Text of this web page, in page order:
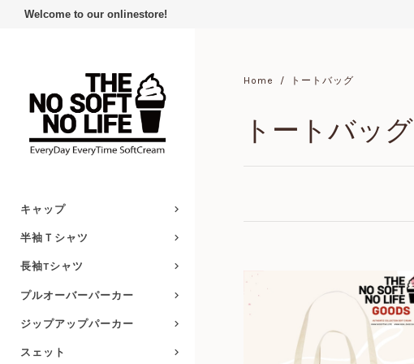
Welcome to our onlinestore!
キャップ
半袖Ｔシャツ
長袖Tシャツ
プルオーバーパーカー
ジップアップパーカー
スェット
Home トートバッグ
トートバッグ